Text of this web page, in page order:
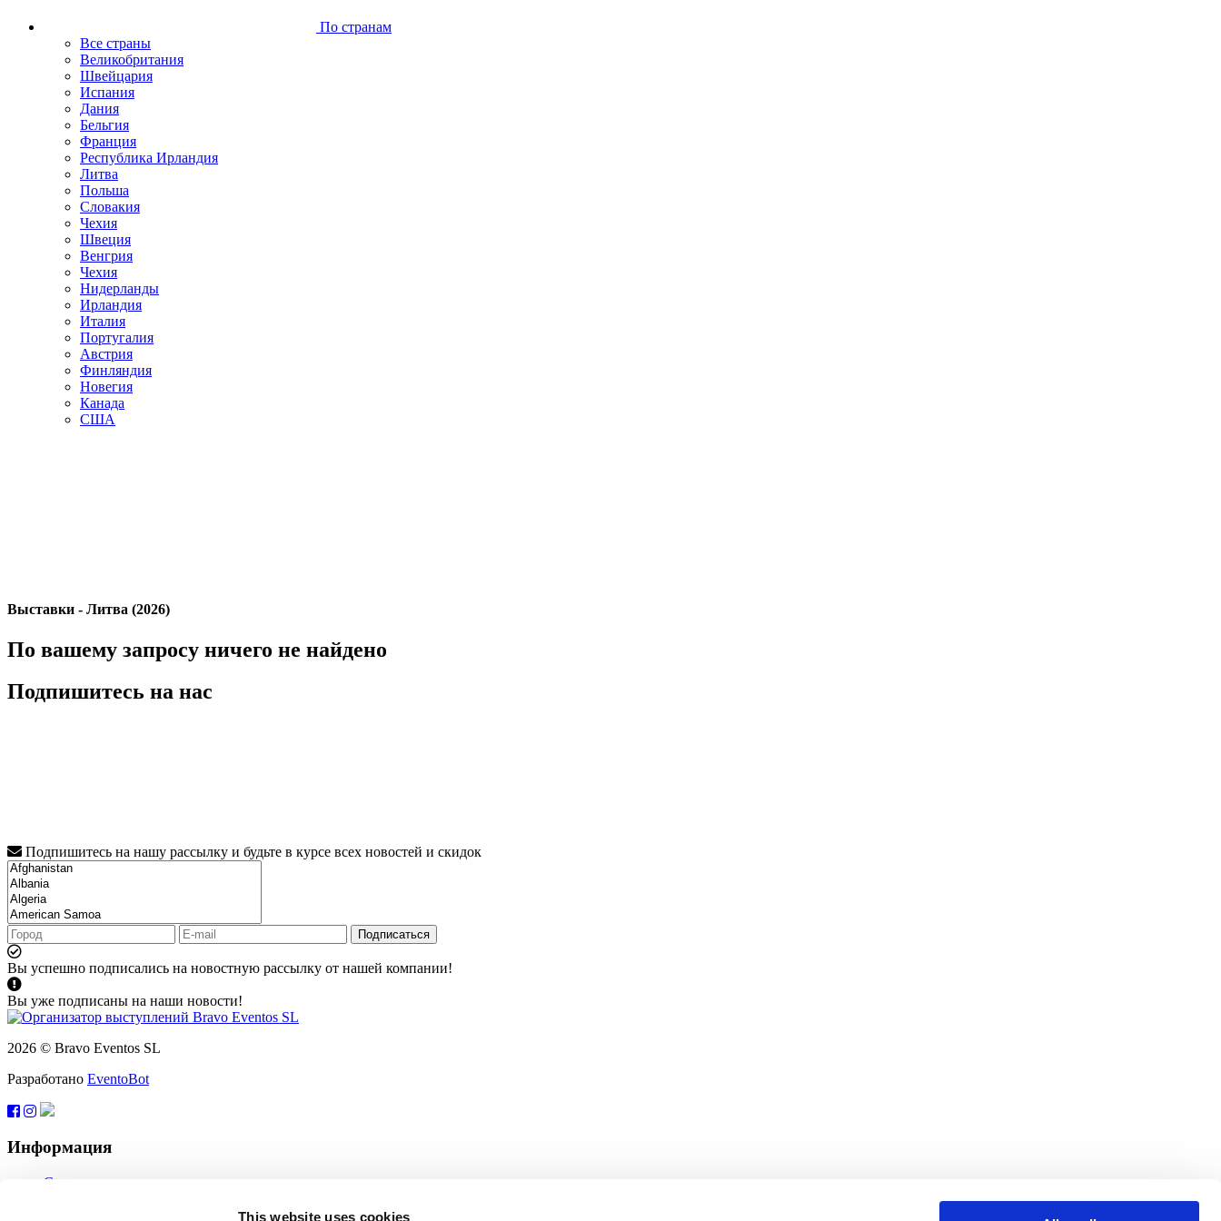
This website uses cookies
По странам
Все страны
Великобритания
Швейцария
Испания
Дания
Бельгия
Франция
Республика Ирландия
Литва
Польша
Словакия
Чехия
Швеция
Венгрия
Чехия
Нидерланды
Ирландия
Италия
Португалия
Австрия
Финляндия
Новегия
Канада
США
Выставки - Литва (2026)
По вашему запросу ничего не найдено
Подпишитесь на нас
Подпишитесь на нашу рассылку и будьте в курсе всех новостей и скидок
Подписаться
Вы успешно подписались на новостную рассылку от нашей компании!
Вы уже подписаны на наши новости!
2026 © Bravo Eventos SL
Разработано EventoBot
Информация
Справка